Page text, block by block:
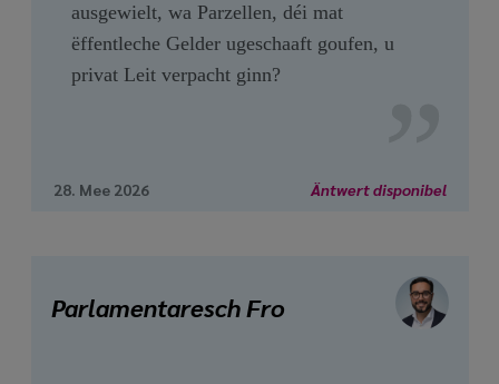
ausgewielt, wa Parzellen, déi mat
ëffentleche Gelder ugeschaaft goufen, u
privat Leit verpacht ginn?
28. Mee 2026 Äntwert disponibel
Parlamentaresch Fro